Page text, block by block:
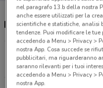
Negozi Parafarmacia
S.S. 33 Del
26.9 km
CHIUSO
nel paragrafo 13.b della nostra
anche essere utilizzati per la
scientifiche e statistiche, analisi
tendenze. Puoi modificare le
accedendo a Menu > Privacy >
nostra App. Cosa succede se
pubblicitari, ma riguarderanno
saranno rilevanti per i tuoi
accedendo a Menu > Privacy >
nostra App.